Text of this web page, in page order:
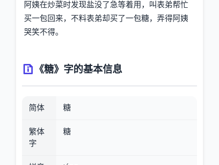
阿姨在炒菜时发现盐没了急等着用，叫表弟帮忙
买一包回来，不料表弟却买了一包糖，弄得阿姨
哭笑不得。
《糖》字的基本信息
简体 糖
繁体
字
糖